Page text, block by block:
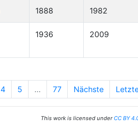
1888 1982
1936 2009
4 5 … 77 Nächste
This work is licensed underCC BY